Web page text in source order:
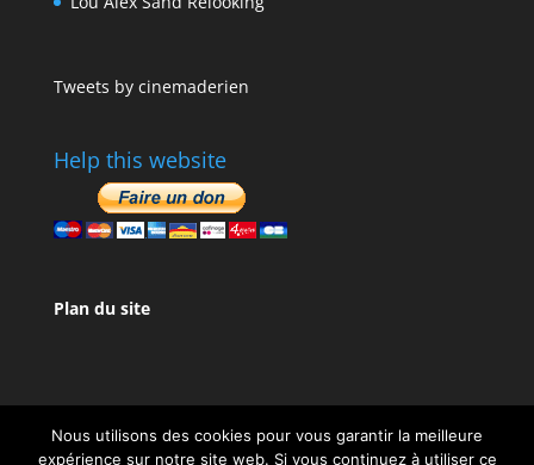
Tweets by cinemaderien
Help this website
Plan du site
Nous utilisons des cookies pour vous garantir la meilleure
expérience sur notre site web. Si vous continuez à utiliser ce